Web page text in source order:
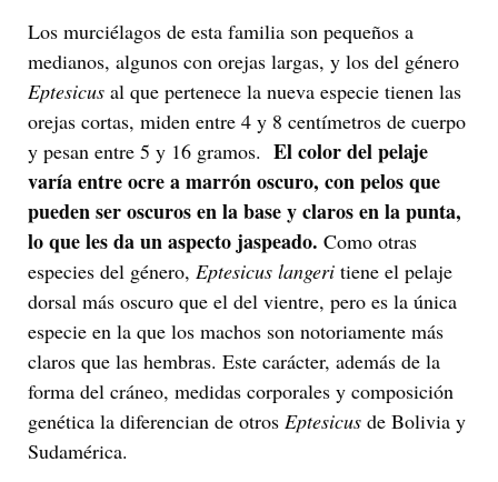
Los murciélagos de esta familia son pequeños a
medianos, algunos con orejas largas, y los del género
Eptesicus al que pertenece la nueva especie tienen las
orejas cortas, miden entre 4 y 8 centímetros de cuerpo
y pesan entre 5 y 16 gramos. El color del pelaje
varía entre ocre a marrón oscuro, con pelos que
pueden ser oscuros en la base y claros en la punta,
lo que les da un aspecto jaspeado. Como otras
especies del género, Eptesicus langeri tiene el pelaje
dorsal más oscuro que el del vientre, pero es la única
especie en la que los machos son notoriamente más
claros que las hembras. Este carácter, además de la
forma del cráneo, medidas corporales y composición
genética la diferencian de otros Eptesicus de Bolivia y
Sudamérica.